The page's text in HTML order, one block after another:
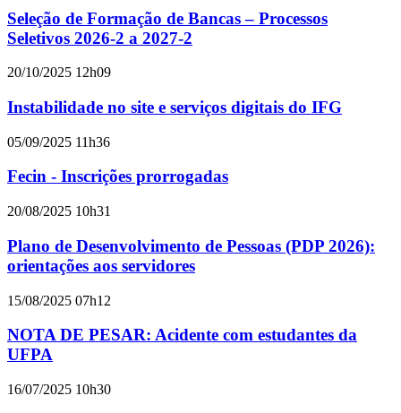
Seleção de Formação de Bancas – Processos
Seletivos 2026-2 a 2027-2
20/10/2025 12h09
Instabilidade no site e serviços digitais do IFG
05/09/2025 11h36
Fecin - Inscrições prorrogadas
20/08/2025 10h31
Plano de Desenvolvimento de Pessoas (PDP 2026):
orientações aos servidores
15/08/2025 07h12
NOTA DE PESAR: Acidente com estudantes da
UFPA
16/07/2025 10h30